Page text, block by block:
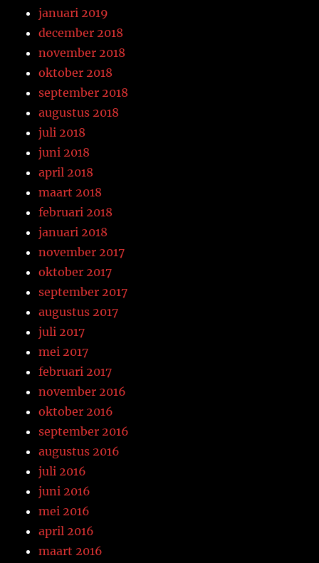
januari 2019
december 2018
november 2018
oktober 2018
september 2018
augustus 2018
juli 2018
juni 2018
april 2018
maart 2018
februari 2018
januari 2018
november 2017
oktober 2017
september 2017
augustus 2017
juli 2017
mei 2017
februari 2017
november 2016
oktober 2016
september 2016
augustus 2016
juli 2016
juni 2016
mei 2016
april 2016
maart 2016